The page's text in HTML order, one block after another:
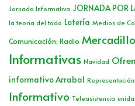
Jornada Informativa JORNADA POR
la teoria del todo Lotería Medios de
Comunicación; Radio
Informativas Navidad
informativo Arrabal Representación
Informativo Teleasistencia